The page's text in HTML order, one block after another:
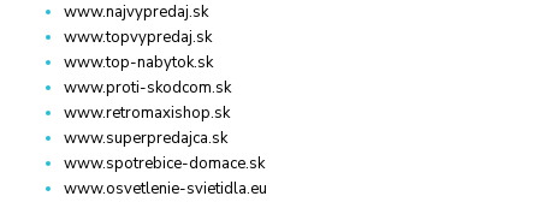
www.najvypredaj.sk
www.topvypredaj.sk
www.top-nabytok.sk
www.proti-skodcom.sk
www.retromaxishop.sk
www.superpredajca.sk
www.spotrebice-domace.sk
www.osvetlenie-svietidla.eu